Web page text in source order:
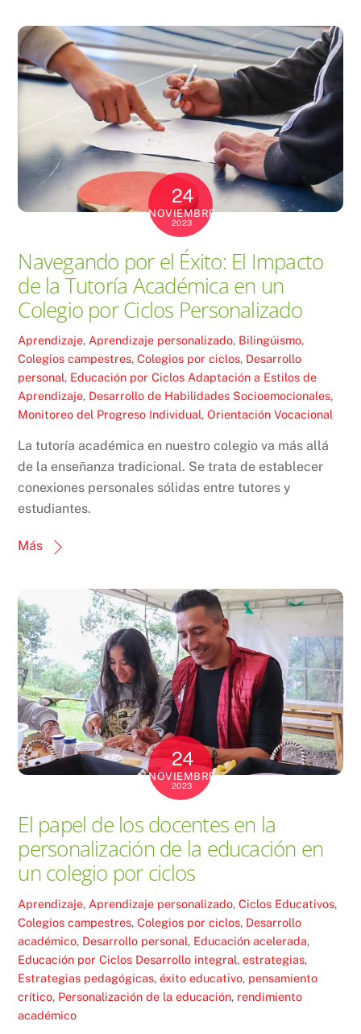
24
NOVIEMBRE
2023
Navegando por el Éxito: El Impacto
de la Tutoría Académica en un
Colegio por Ciclos Personalizado
Aprendizaje, Aprendizaje personalizado, Bilingúismo,
Colegios campestres,Colegios por ciclos, Desarrollo
personal, Educación por Ciclos Adaptación a Estilos de
Aprendizaje, Desarrollo de Habilidades Socioemocionales,
Monitoreo del Progreso Individual,Orientación Vocacional
La tutoría académica en nuestro colegio va más allá
de la enseñanza tradicional. Se trata de establecer
conexiones personales sólidas entre tutores y
estudiantes.
Más
24
NOVIEMBRE
2023
El papel de los docentes en la
personalización de la educación en
un colegio por ciclos
Aprendizaje, Aprendizaje personalizado,Ciclos Educativos,
Colegios campestres,Colegios por ciclos, Desarrollo
académico, Desarrollo personal, Educación acelerada,
Educación por Ciclos Desarrollo integral,estrategias,
Estrategias pedagógicas,éxito educativo, pensamiento
crítico, Personalización de la educación, rendimiento
académico